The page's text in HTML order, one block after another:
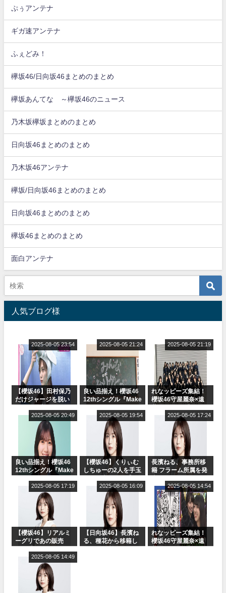
ぷぅアンテナ
ギガ速アンテナ
ふぇどみ！
欅坂46/日向坂46まとめのまとめ
欅坂あんてな ～欅坂46のニュース
乃木坂欅坂まとめのまとめ
日向坂46まとめのまとめ
乃木坂46アンテナ
欅坂/日向坂46まとめのまとめ
日向坂46まとめのまとめ
欅坂46まとめのまとめ
面白アンテナ
人気ブログ様
【櫻坂46】田村保乃
だけジャージを脱い
2025-08-05 23:54
良い品揃え！櫻坂46
12thシングル『Make
ャルグッズ絶賛販売
2025-08-05 21:24
れなッピーズ集結！
櫻坂46守屋麗奈×遠
ット！」水曜スタジ
オ出演決定
2025-08-05 21:19
良い品揃え！櫻坂46
12thシングル『Make
ャルグッズ絶賛販売
2025-08-05 20:49
【櫻坂46】くりぃむ
しちゅーの2人を手玉
りぃむナンタラ】
2025-08-05 19:54
長濱ねる、事務所移
籍 フラーム所属を発
2025-08-05 17:24
【櫻坂46】リアルミ
ーグリであの販売
Break』オフィシャ
ルグッズ解禁
2025-08-05 17:19
【日向坂46】長濱ね
る、種花から移籍し
2025-08-05 16:09
れなッピーズ集結！
櫻坂46守屋麗奈×遠
2025-08-05 14:54
2025-08-05 14:49